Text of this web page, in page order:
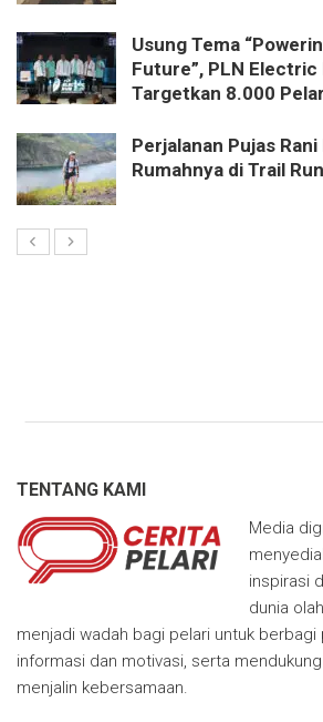
Usung Tema
Future”, PLN Electric
Targetkan 8.000
Perjalanan Pujas
Rumahnya di Trail
TENTANG KAMI
Media
inspirasi
dunia
menjadi wadah bagi pelari untuk berbagi
informasi dan motivasi, serta
menjalin kebersamaan.